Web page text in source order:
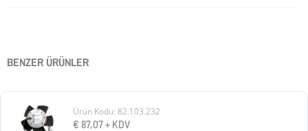
BENZER ÜRÜNLER
Ürün Kodu: 82.103.232
€ 87,07+ KDV